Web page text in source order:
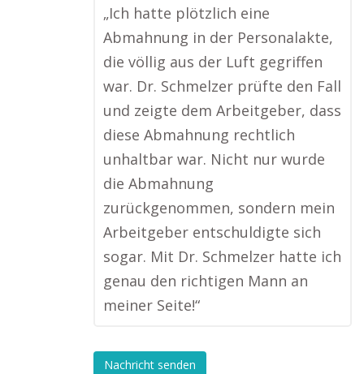
„Ich hatte plötzlich eine
Abmahnung in der Personalakte,
die völlig aus der Luft gegriffen
war. Dr. Schmelzer prüfte den Fall
und zeigte dem Arbeitgeber, dass
diese Abmahnung rechtlich
unhaltbar war. Nicht nur wurde
die Abmahnung
zurückgenommen, sondern mein
Arbeitgeber entschuldigte sich
sogar. Mit Dr. Schmelzer hatte ich
genau den richtigen Mann an
meiner Seite!“
Nachricht senden